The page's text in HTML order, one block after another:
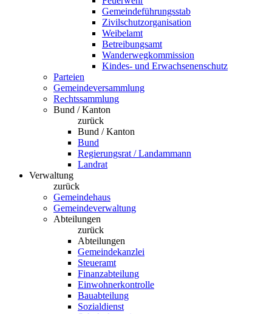
Gemeindeführungsstab
Zivilschutzorganisation
Weibelamt
Betreibungsamt
Wanderwegkommission
Kindes- und Erwachsenenschutz
Parteien
Gemeindeversammlung
Rechtssammlung
Bund / Kanton
zurück
Bund / Kanton
Bund
Regierungsrat / Landammann
Landrat
Verwaltung
zurück
Gemeindehaus
Gemeindeverwaltung
Abteilungen
zurück
Abteilungen
Gemeindekanzlei
Steueramt
Finanzabteilung
Einwohnerkontrolle
Bauabteilung
Sozialdienst